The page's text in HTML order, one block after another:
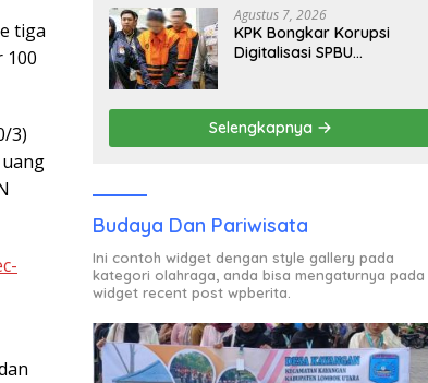
tiga
100
3)
Beralih Ke Dompu
Agustus 7, 2026
KPK Bongkar Korupsi
Digitalisasi SPBU
Selengkapnya
Budaya Dan Pariwisata
Ini contoh widget dengan style gallery pada
kategori olahraga, anda bisa mengaturnya pada
widget recent post wpberita.